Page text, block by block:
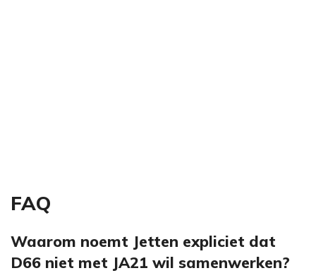
FAQ
Waarom noemt Jetten expliciet dat
D66 niet met JA21 wil samenwerken?